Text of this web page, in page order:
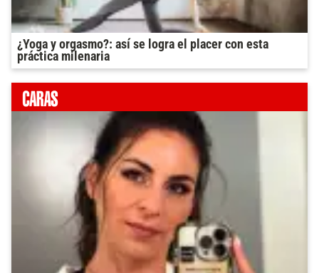
¿Yoga y orgasmo?: así se logra el placer con esta
práctica milenaria